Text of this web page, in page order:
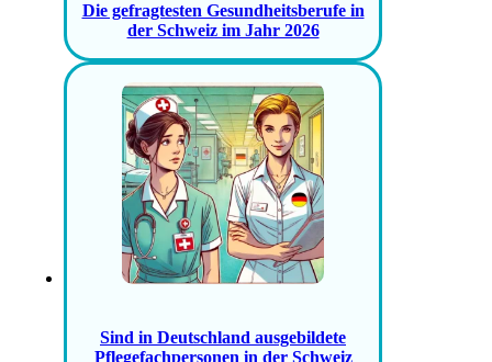
Die gefragtesten Gesundheitsberufe in
der Schweiz im Jahr 2026
Sind in Deutschland ausgebildete
Pflegefachpersonen in der Schweiz